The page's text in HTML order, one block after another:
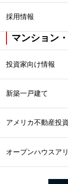
採用情報
マンション
投資家向け情報
新築一戸建て
アメリカ不動産投資
オープンハウスア